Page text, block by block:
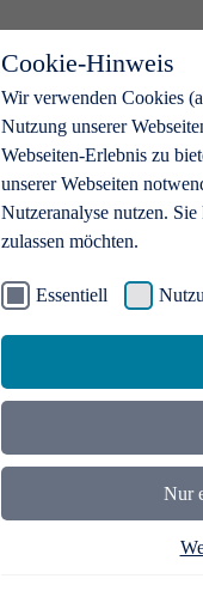
Cookie-Hinweis
Wir verwenden Cookies
Nutzung unserer
Webseiten-Erlebnis zu
unserer Webseiten
Nutzeranalyse nutzen.
zulassen möchten.
Essentiell
Nur